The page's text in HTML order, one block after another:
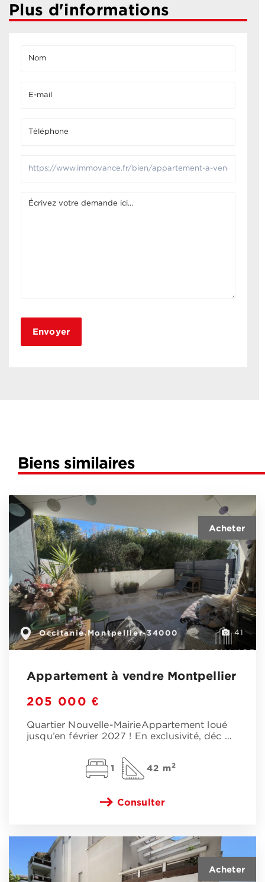
Plus d'informations
Biens similaires
41
Occitanie, Montpellier-34000
Appartement à vendre Montpellier
205 000 €
Quartier Nouvelle-MairieAppartement loué
jusqu’en février 2027 ! En exclusivité, déc …
1 42 m2
Consulter